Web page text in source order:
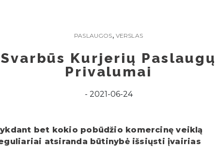
PASLAUGOS, VERSLAS
Svarbūs Kurjerių Paslaugų
Privalumai
2021-06-24
bet kokio pobūdžio komercinę veiklą
atsiranda būtinybė išsiųsti įvairias